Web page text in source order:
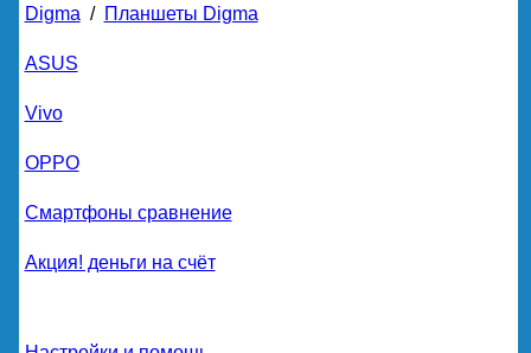
Digma / Планшеты Digma
ASUS
Vivo
OPPO
Смартфоны сравнение
Акция! деньги на счёт